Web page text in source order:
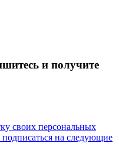
и получите
своих персональных
подписаться на следующие